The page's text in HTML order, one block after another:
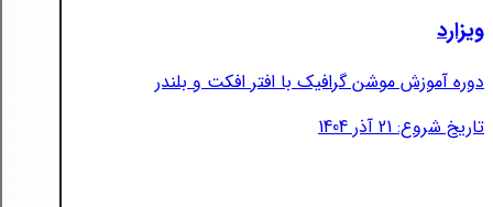
ویزارد
دوره آموزش موشن گرافیک با افتر افکت و بلندر
تاریخ شروع: 21 آذر 1404